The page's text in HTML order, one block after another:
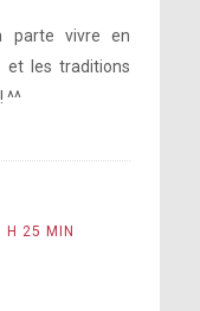
parte vivre en
et les traditions
^^
H 25 MIN